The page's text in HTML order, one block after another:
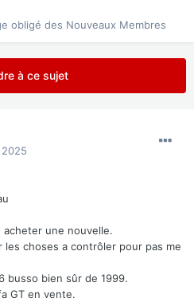
obligé des Nouveaux Membres
à ce sujet
une nouvelle.
les choses a contrôler pour pas me
busso bien sûr de 1999.
GT en vente.